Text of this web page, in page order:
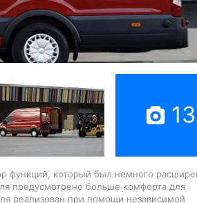
13
функций, который был немного
предусмотрено больше комфорта для
реализован при помощи независимой